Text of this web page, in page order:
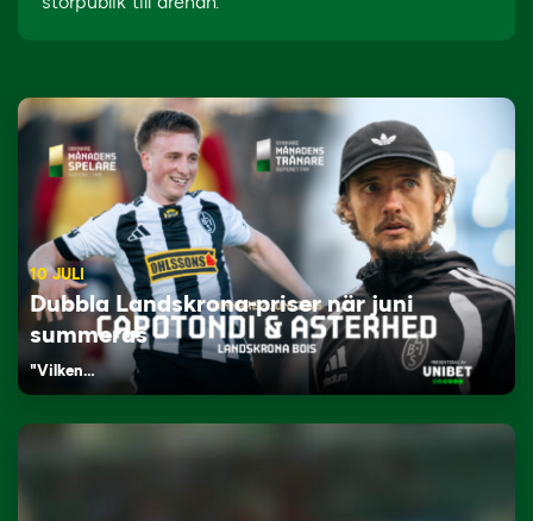
10 JULI
Dubbla Landskrona-priser när juni
summeras
"Vilken…